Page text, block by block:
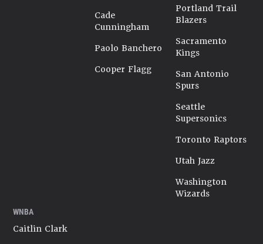
Cade
Cunningham
Paolo Banchero
Cooper Flagg
Portland Trail
Blazers
Sacramento
Kings
San Antonio
Spurs
Seattle
Supersonics
Toronto Raptors
Utah Jazz
Washington
Wizards
WNBA
Caitlin Clark